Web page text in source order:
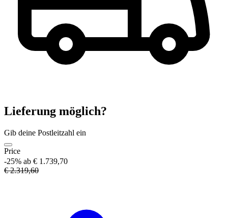
Lieferung möglich?
Gib deine Postleitzahl ein
Price
-25% ab € 1.739,70
€ 2.319,60